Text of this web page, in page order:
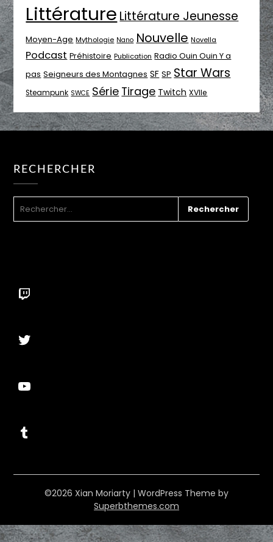
Littérature Littérature Jeunesse
Moyen-Age Mythologie Nano Nouvelle Novella
Podcast Préhistoire Publication Radio Ouin Ouin Y a
pas Seigneurs des Montagnes SF SP Star Wars
Steampunk SWCE Série Tirage Twitch XVIIe
RECHERCHER
Twitch
Twitter
YouTube
Tumblr
©2026 Xian Moriarty | WordPress Theme by
Superbthemes.com